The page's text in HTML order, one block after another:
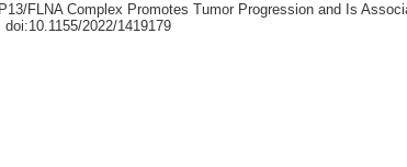
FLNA Complex Promotes Tumor Progression and Is
2022/1419179